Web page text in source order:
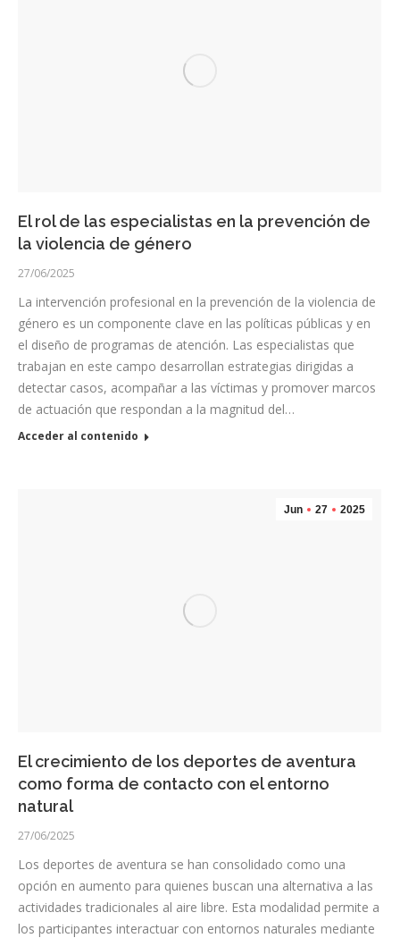
El rol de las especialistas en la prevención de
la violencia de género
27/06/2025
La intervención profesional en la prevención de la violencia de
género es un componente clave en las políticas públicas y en
el diseño de programas de atención. Las especialistas que
trabajan en este campo desarrollan estrategias dirigidas a
detectar casos, acompañar a las víctimas y promover marcos
de actuación que respondan a la magnitud del…
Acceder al contenido
Jun 27 2025
El crecimiento de los deportes de aventura
como forma de contacto con el entorno
natural
27/06/2025
Los deportes de aventura se han consolidado como una
opción en aumento para quienes buscan una alternativa a las
actividades tradicionales al aire libre. Esta modalidad permite a
los participantes interactuar con entornos naturales mediante